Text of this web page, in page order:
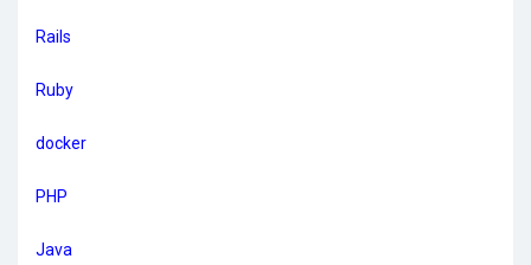
Rails
Ruby
docker
PHP
Java